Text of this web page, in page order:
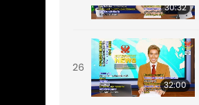
30:32
26
32:00